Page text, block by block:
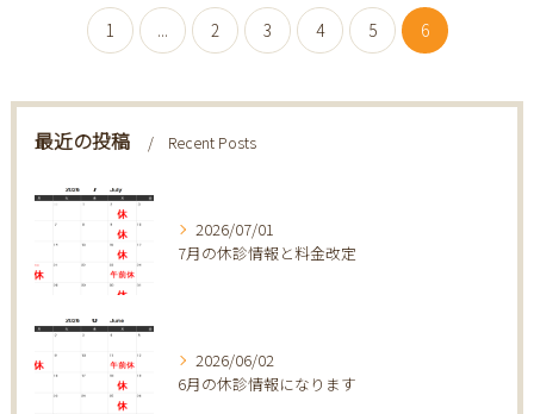
ューアルを行いました。わかり
やすく最新の情報を掲…
1 ... 2 3 4 5 6
最近の投稿 Recent Posts
2026/07/01
7月の休診情報と料金改定
2026/06/02
6月の休診情報になります